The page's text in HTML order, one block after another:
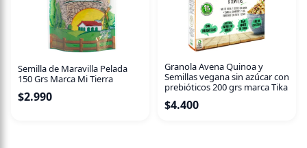
Semilla de Maravilla Pelada
150 Grs Marca Mi Tierra
$2.990
Granola Avena Quinoa y
Semillas vegana sin azúcar con
prebióticos 200 grs marca Tika
$4.400